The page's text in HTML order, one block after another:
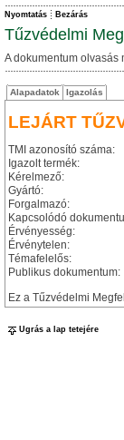
Nyomtatás Bezárás
Tűzvédelmi
A dokumentum olvasás
Alapadatok Igazolás
LEJÁRT
TMI azonosító száma:
Igazolt termék:
Kérelmező:
Gyártó:
Forgalmazó:
Kapcsolódó
Érvényesség:
Érvénytelen:
Témafelelős:
Publikus dokumentum:
Ez a Tűzvédelmi
Ugrás a lap tetejére